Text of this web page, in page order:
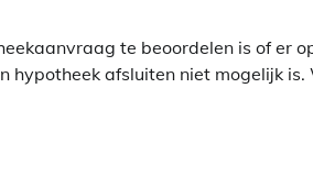
te beoordelen is of er
afsluiten niet mogelijk is.